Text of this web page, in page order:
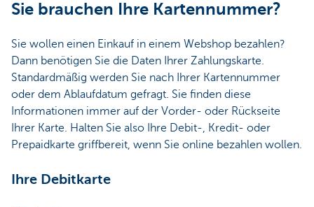
Sie brauchen Ihre Kartennummer?
Sie wollen einen Einkauf in einem Webshop bezahlen?
Dann benötigen Sie die Daten Ihrer Zahlungskarte.
Standardmäßig werden Sie nach Ihrer Kartennummer
oder dem Ablaufdatum gefragt. Sie finden diese
Informationen immer auf der Vorder- oder Rückseite
Ihrer Karte. Halten Sie also Ihre Debit-, Kredit- oder
Prepaidkarte griffbereit, wenn Sie online bezahlen wollen.
Ihre Debitkarte